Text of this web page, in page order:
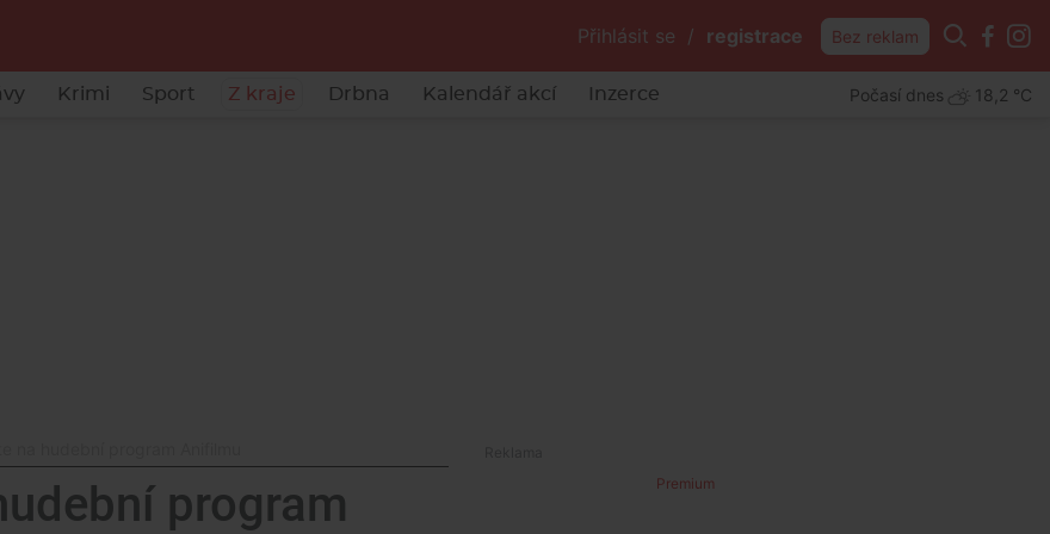
Přihlásit se / registrace Bez reklam
Krimi Sport Z kraje Drbna Kalendář akcí Inzerce Počasí dnes 18,2 °C
program Premium